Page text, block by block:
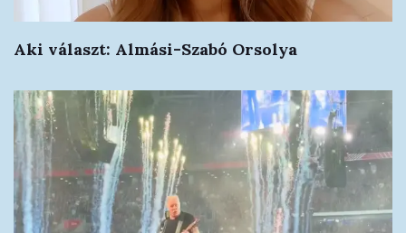
Aki választ: Almási-Szabó Orsolya